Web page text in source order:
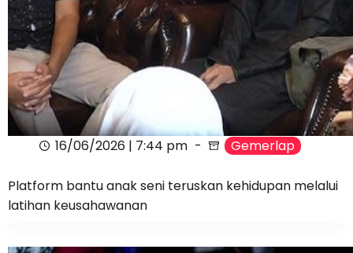
16/06/2026 | 7:44 pm Gemerlap
Platform bantu anak seni teruskan kehidupan melalui
latihan keusahawanan